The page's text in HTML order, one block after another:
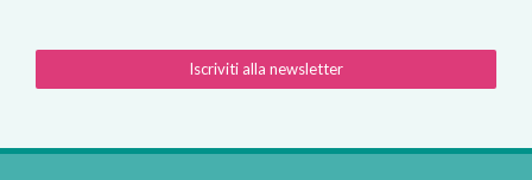
Iscriviti alla newsletter